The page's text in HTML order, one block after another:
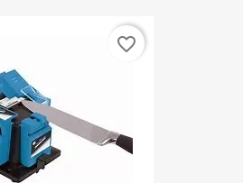
favorite_border